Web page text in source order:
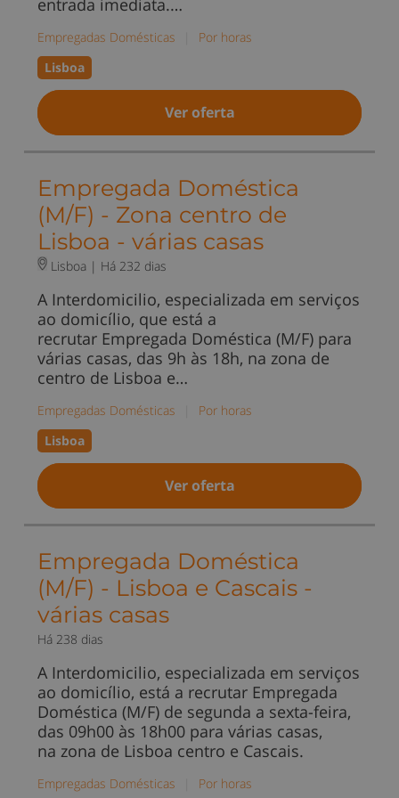
entrada imediata.…
Empregadas Domésticas
Por horas
Lisboa
Ver oferta
Empregada Doméstica
(M/F) - Zona centro de
Lisboa - várias casas
Lisboa | Há 232 dias
A Interdomicilio, especializada em serviços
ao domicílio, que está a
recrutar Empregada Doméstica (M/F) para
várias casas, das 9h às 18h, na zona de
centro de Lisboa e…
Empregadas Domésticas
Por horas
Lisboa
Ver oferta
Empregada Doméstica
(M/F) - Lisboa e Cascais -
várias casas
Há 238 dias
A Interdomicilio, especializada em serviços
ao domicílio, está a recrutar Empregada
Doméstica (M/F) de segunda a sexta-feira,
das 09h00 às 18h00 para várias casas,
na zona de Lisboa centro e Cascais.
Empregadas Domésticas Por horas